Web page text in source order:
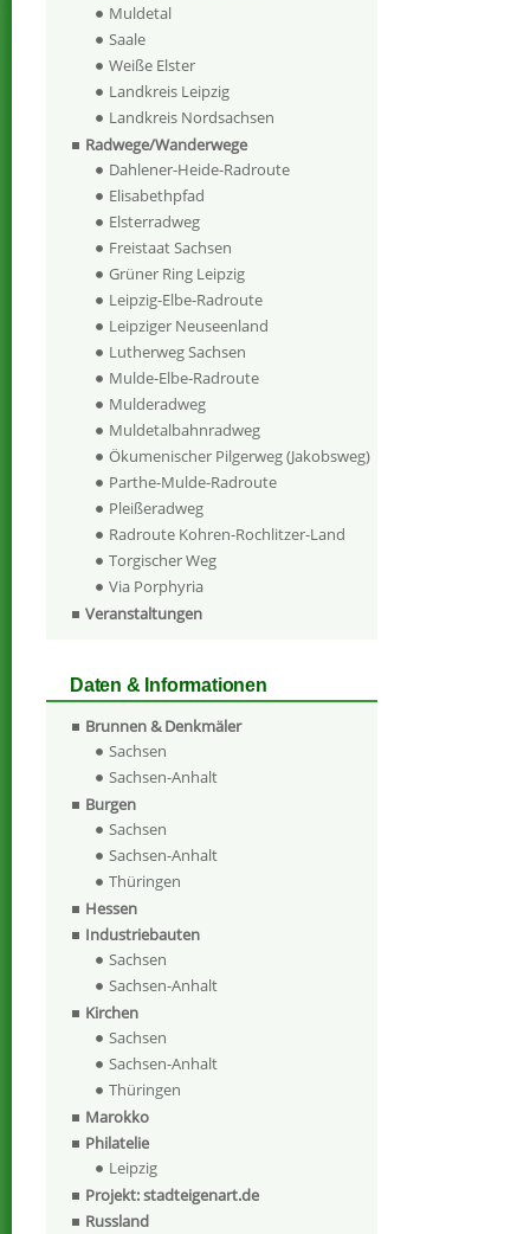
Muldetal
Saale
Weiße Elster
Landkreis Leipzig
Landkreis Nordsachsen
Radwege/Wanderwege
Dahlener-Heide-Radroute
Elisabethpfad
Elsterradweg
Freistaat Sachsen
Grüner Ring Leipzig
Leipzig-Elbe-Radroute
Leipziger Neuseenland
Lutherweg Sachsen
Mulde-Elbe-Radroute
Mulderadweg
Muldetalbahnradweg
Ökumenischer Pilgerweg (Jakobsweg)
Parthe-Mulde-Radroute
Pleißeradweg
Radroute Kohren-Rochlitzer-Land
Torgischer Weg
Via Porphyria
Veranstaltungen
Daten & Informationen
Brunnen & Denkmäler
Sachsen
Sachsen-Anhalt
Burgen
Sachsen
Sachsen-Anhalt
Thüringen
Hessen
Industriebauten
Sachsen
Sachsen-Anhalt
Kirchen
Sachsen
Sachsen-Anhalt
Thüringen
Marokko
Philatelie
Leipzig
Projekt: stadteigenart.de
Russland